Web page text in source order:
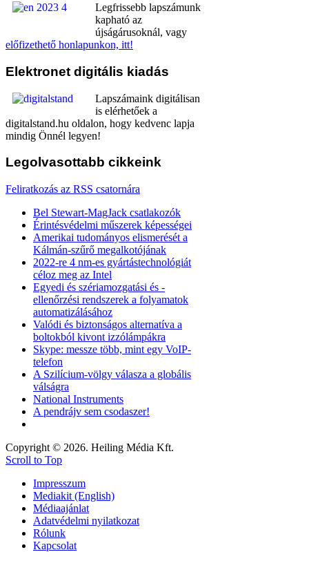
Legfrissebb lapszámunk
kapható az
újságárusoknál, vagy
előfizethető honlapunkon, itt!
Elektronet digitális kiadás
Lapszámaink digitálisan
is elérhetőek a
digitalstand.hu oldalon, hogy kedvenc lapja
mindig Önnél legyen!
Legolvasottabb cikkeink
Feliratkozás az RSS csatornára
Bel Stewart-MagJack csatlakozók
Érintésvédelmi műszerek képességei
Amerikai tudományos elismerését a
Kálmán-szűrő megalkotójának
2022-re 4 nm-es gyártástechnológiát
céloz meg az Intel
Egyedi és szériamozgatási és -
ellenőrzési rendszerek a folyamatok
automatizálásához
Valódi és biztonságos alternatíva a
boltokból kivont izzólámpákra
Skype: messze több, mint egy VoIP-
telefon
A Szilícium-völgy válasza a globális
válságra
National Instruments
A pendrájv sem csodaszer!
Copyright © 2026. Heiling Média Kft.
Scroll to Top
Impresszum
Mediakit (English)
Médiaajánlat
Adatvédelmi nyilatkozat
Rólunk
Kapcsolat